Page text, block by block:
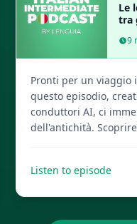
Le
tra
9
Pronti per un viaggio
questo episodio,
conduttori AI, ci
dell'antichità.
completo, creare
Listen to episode